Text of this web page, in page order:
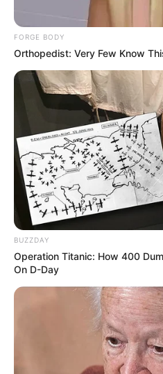
FORGE BODY
Orthopedist: Very Few Know
BUZZDAY
Operation Titanic: How 400
On D-Day